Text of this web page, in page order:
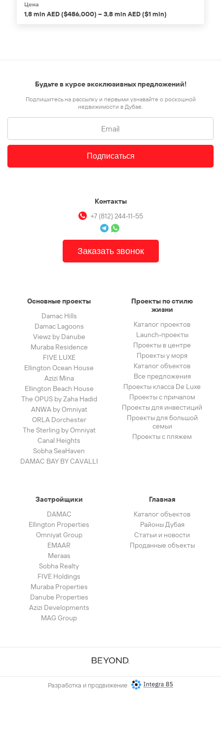
Цена
1,8 mln AED ($486,000) – 3,8 mln AED ($1 mln)
Основные проекты
Damac Hills
Damac Lagoons
Viewz by Danube
Muraba Residence
FIVE LUXE
Ellington Ocean House
Azizi Mina
Ellington Beach House
The OPUS by Zaha Hadid
ANWA by Omniyat
ORLA Dorchester
The Sterling by Omniyat
Canal Heights
Sobha SeaHaven
DAMAC BAY BY CAVALLI
Проекты по стилю
жизни
Каталог проектов
Launch-проекты
Проекты в центре
Проекты у моря
Каталог объектов
Все предложения
Проекты класса De Luxe
Проекты с причалом
Проекты для инвестиций
Проекты для большой
семьи
Проекты с пляжем
Застройщики
DAMAC
Ellington Properties
Omniyat Group
EMAAR
Meraas
Sobha Realty
FIVE Holdings
Muraba Properties
Danube Properties
Azizi Developments
MAG Group
Главная
Каталог объектов
Районы Дубая
Статьи и новости
Проданные объекты
Контакты
+7 (812) 244-11-55
Заказать звонок
Будьте в курсе эксклюзивных предложений!
Подпишитесь на рассылку и первыми узнавайте о роскошной
недвижимости в Дубае.
Подписаться
Разработка и продвижение